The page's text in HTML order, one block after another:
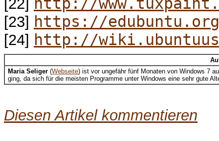
[22] http://
[23] https://
[24] http://
Maria Seliger (Webseite) ist vor ungefähr fünf Monaten von Windows 7
ging, da sich für die meisten Programme unter Windows eine sehr gute
Diesen Artikel kommentieren